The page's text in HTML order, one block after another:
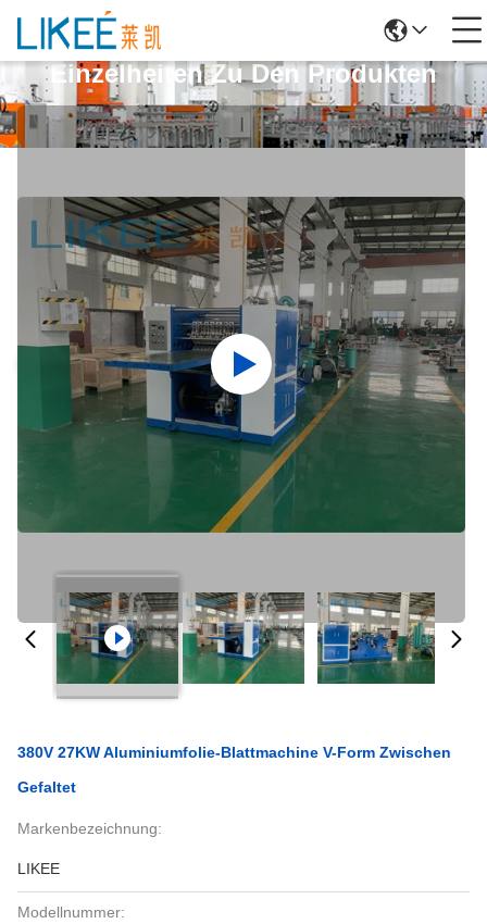
Einzelheiten Zu Den Produkten
380V 27KW Aluminiumfolie-Blattmachine V-Form Zwischen
Gefaltet
Markenbezeichnung:
LIKEE
Modellnummer: